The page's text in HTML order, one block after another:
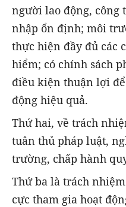
người lao động, công
nhập ổn định; môi
thực hiện đầy đủ các
hiểm; có chính sách
điều kiện thuận lợi
động hiệu quả.
Thứ hai, về trách
tuân thủ pháp luật,
trường, chấp hành
Thứ ba là trách
cực tham gia hoạt